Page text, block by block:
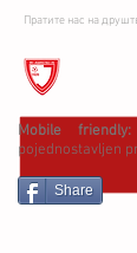
Пратите нас на
Mobile friendly:
pojednostavljen
Share